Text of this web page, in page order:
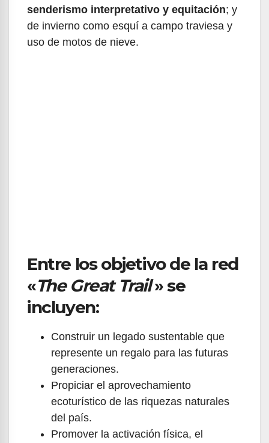
senderismo interpretativo y equitación; y
de invierno como esquí a campo traviesa y
uso de motos de nieve.
Entre los objetivo de la red
«The Great Trail» se
incluyen:
Construir un legado sustentable que
represente un regalo para las futuras
generaciones.
Propiciar el aprovechamiento
ecoturístico de las riquezas naturales
del país.
Promover la activación física, el